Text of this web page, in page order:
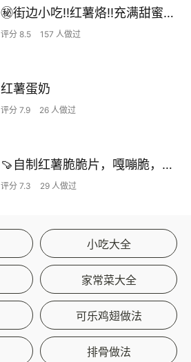
㊙️街边小吃‼️红薯烙‼️充满甜蜜的回忆
评分 8.5 157 人做过
红薯蛋奶
评分 7.9 26 人做过
🍠自制红薯脆脆片，嘎嘣脆，好吃停不下来‼️
评分 7.3 29 人做过
小吃大全
家常菜大全
可乐鸡翅做法
排骨做法